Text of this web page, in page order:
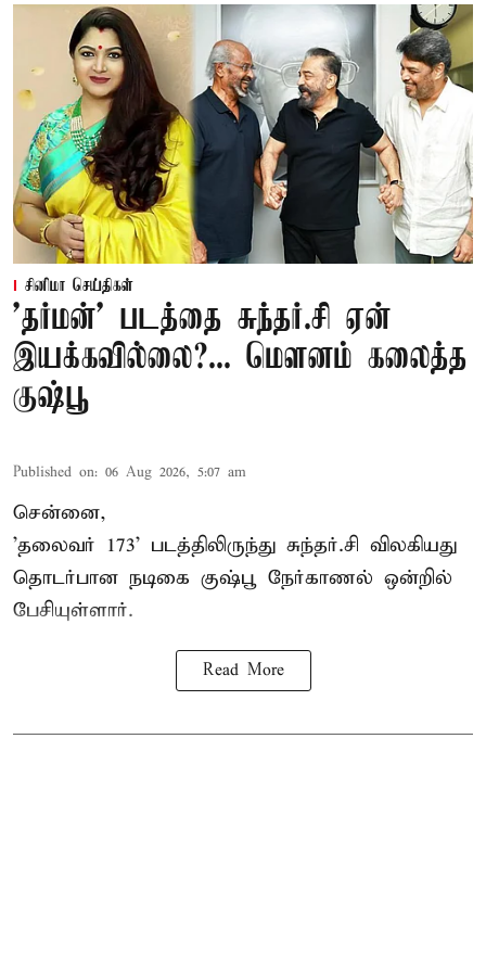
சினிமா செய்திகள்
'தர்மன்' படத்தை சுந்தர்.சி ஏன்
இயக்கவில்லை?... மௌனம் கலைத்த
குஷ்பூ
Published on: 06 Aug 2026, 5:07 am
சென்னை,
'தலைவர் 173' படத்திலிருந்து சுந்தர்.சி விலகியது
தொடர்பான நடிகை குஷ்பூ நேர்காணல் ஒன்றில்
பேசியுள்ளார்.
Read More